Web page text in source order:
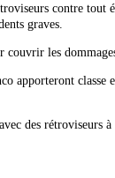
contre tout
graves.
les
apporteront classe
des rétroviseurs à